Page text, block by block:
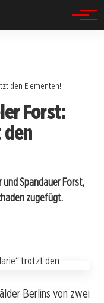
den Elementen!
Forst:
Spandauer Forst,
zugefügt.
Berlins von zwei